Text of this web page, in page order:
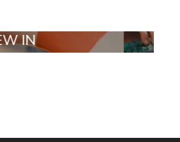
TAILOR